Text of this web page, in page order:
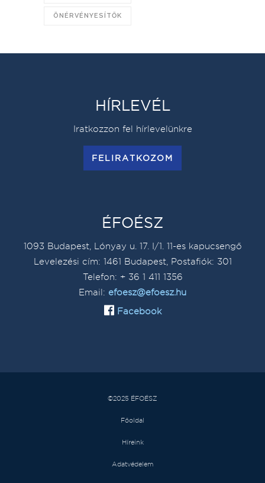
ÖNÉRVÉNYESÍTŐK
HÍRLEVÉL
Iratkozzon fel hírlevelünkre
FELIRATKOZOM
ÉFOÉSZ
1093 Budapest, Lónyay u. 17. I/1. 11-es kapucsengő
Levelezési cím: 1461 Budapest, Postafiók: 301
Telefon: + 36 1 411 1356
Email: efoesz@efoesz.hu
Facebook
©2025 ÉFOÉSZ
Főoldal
Híreink
Adatvédelem